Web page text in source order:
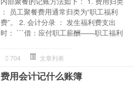
： 员工聚餐费用通常归类为“职工福利
费”。 2. 会计分录 ： 发生福利费支出
时： ```借：应付职工薪酬——职工福利
704 文章列表
费用会计记什么账簿